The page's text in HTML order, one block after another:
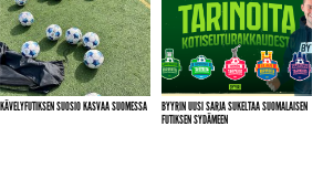
KÄVELYFUTIKSEN SUOSIO KASVAA SUOMESSA
BYYRIN UUSI SARJA SUKELTAA SUOMALAISEN
FUTIKSEN SYDÄMEEN